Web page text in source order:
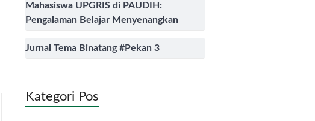
Mahasiswa UPGRIS di PAUDIH:
Pengalaman Belajar Menyenangkan
Jurnal Tema Binatang #Pekan 3
Kategori Pos